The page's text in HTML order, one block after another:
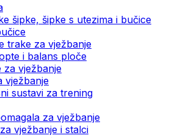
šipke, šipke s utezima i bučice
trake za vježbanje
i balans ploče
za vježbanje
vježbanje
sustavi za trening
za vježbanje
vježbanje i stalci